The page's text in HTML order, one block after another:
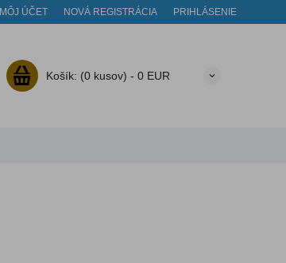
MÔJ ÚČET NOVÁ REGISTRÁCIA PRIHLÁSENIE
Košík: (0 kusov) - 0 EUR